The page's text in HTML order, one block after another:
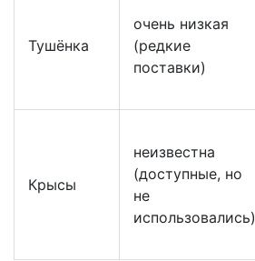
Тушёнка
очень низкая
(редкие
поставки)
Крысы
неизвестна
(доступные, но
не
использовались)